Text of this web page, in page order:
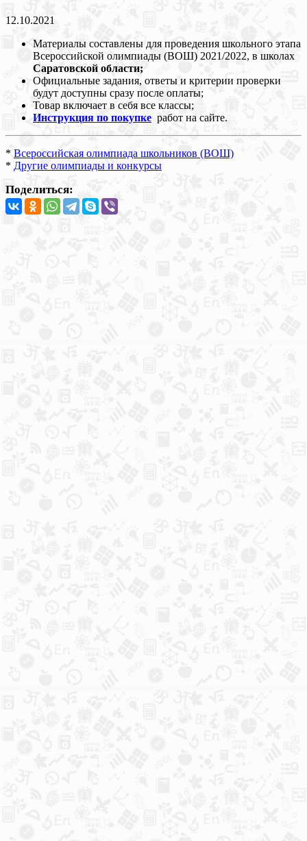
12.10.2021
Материалы составлены для проведения школьного этапа
Всероссийской олимпиады (ВОШ) 2021/2022, в школах
Саратовской области;
Официальные задания, ответы и критерии проверки
будут доступны сразу после оплаты;
Товар включает в себя все классы;
Инструкция по покупке работ на сайте.
* Всероссийская олимпиада школьников (ВОШ)
* Другие олимпиады и конкурсы
Поделиться: